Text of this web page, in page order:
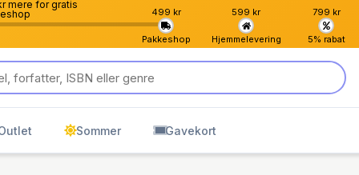
mere for gratis
499 kr
Pakkeshop
599 kr
Hjemmelevering
799 kr
5% rabat
Sommer Gavekort